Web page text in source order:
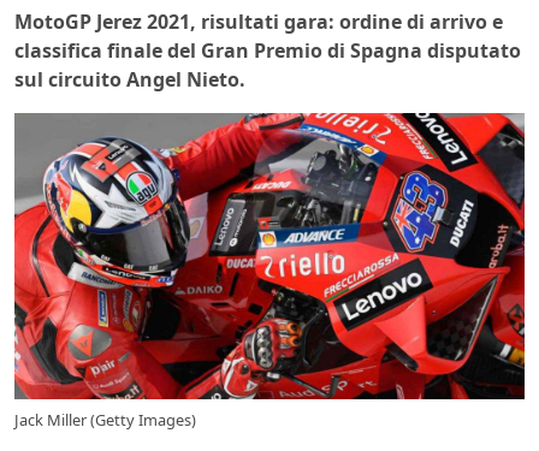
MotoGP Jerez 2021, risultati gara: ordine di arrivo e
classifica finale del Gran Premio di Spagna disputato
sul circuito Angel Nieto.
Jack Miller (Getty Images)